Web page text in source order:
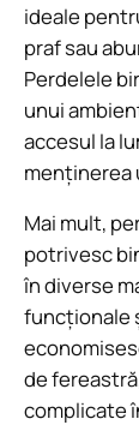
ideale
praf sau
Perdelele
unui
accesul la
menținerea
Mai mult,
potrivesc
în diverse
funcționale
de
complicate